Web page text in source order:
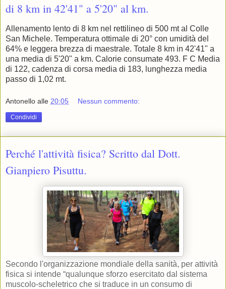
di 8 km in 42'41" a 5'20" al km.
Allenamento lento di 8 km nel rettilineo di 500 mt al Colle
San Michele. Temperatura ottimale di 20° con umidità del
64% e leggera brezza di maestrale. Totale 8 km in 42'41" a
una media di 5'20" a km. Calorie consumate 493. F C Media
di 122, cadenza di corsa media di 183, lunghezza media
passo di 1,02 mt.
Antonello alle 20:05 Nessun commento:
Condividi
Perché l'attività fisica? Scritto dal Dott.
Gianpiero Pisuttu.
Secondo l'organizzazione mondiale della sanità, per attività
fisica si intende “qualunque sforzo esercitato dal sistema
muscolo-scheletrico che si traduce in un consumo di